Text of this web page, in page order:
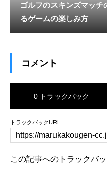
ゴルフのスキンズマッ
るゲームの楽しみ方
コメント
0 トラックバック
トラックバックURL
この記事へのトラックバ